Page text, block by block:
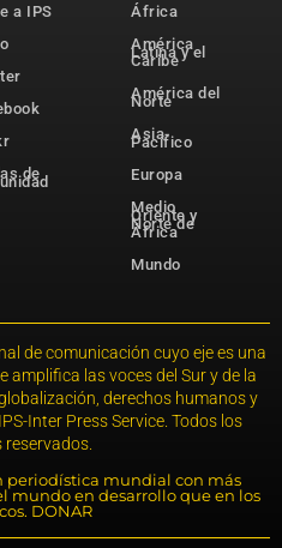
a IPS
de
África
América
Latina y el
Caribe
América del
Norte
Asia-
Pacífico
Europa
Medio
Oriente y
Norte de
África
Mundo
de comunicación cuyo eje es una
amplifica las voces del Sur y de la
derechos humanos y
Inter Press Service. Todos los
reservados.
periodística mundial con más
mundo en desarrollo que en los
DONAR